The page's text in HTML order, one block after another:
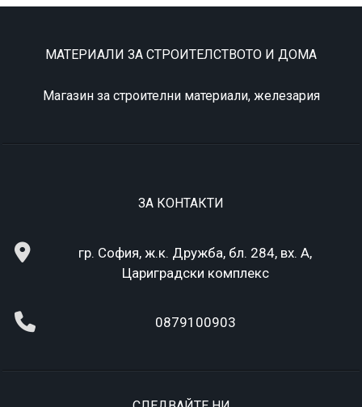
МАТЕРИАЛИ ЗА СТРОИТЕЛСТВОТО И ДОМА
Магазин за строителни материали, железария
ЗА КОНТАКТИ
гр. София, ж.к. Дружба, бл. 284, вх. А,
Цариградски комплекс
0879100903